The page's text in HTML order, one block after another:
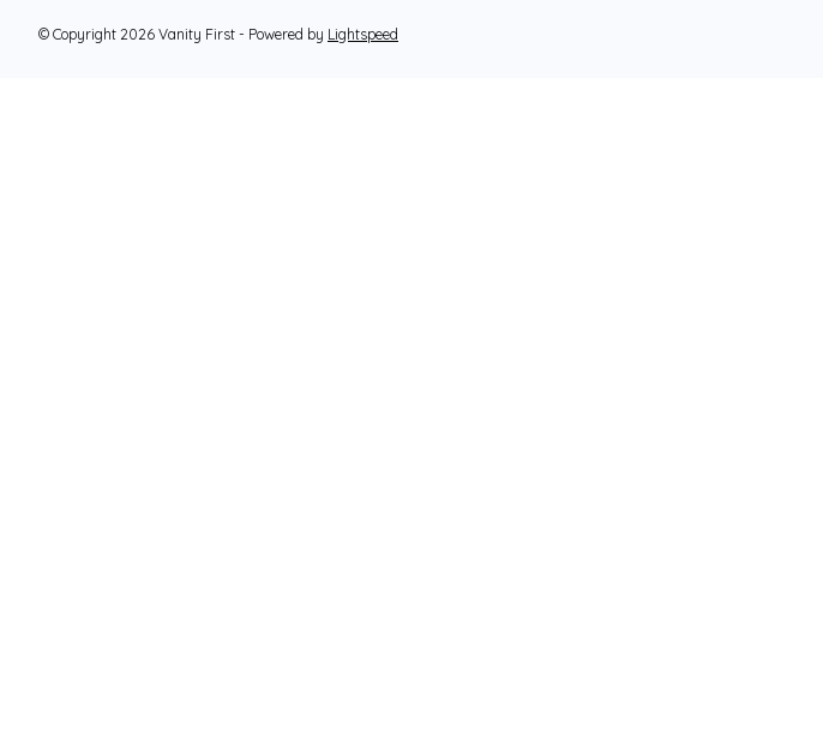
© Copyright 2026 Vanity First - Powered by Lightspeed